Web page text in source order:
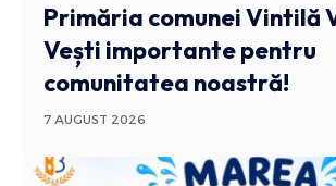
Primăria comunei Vintilă
Vești importante pentru
comunitatea noastră!
7 AUGUST 2026